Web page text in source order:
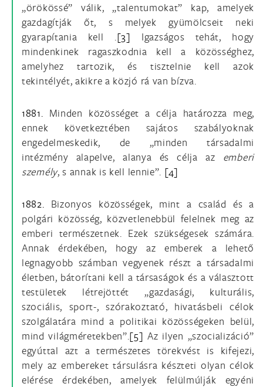
„örökössé” válik, „talentumokat” kap, amelyek
gazdagítják őt, s melyek gyümölcseit neki
gyarapítania kell .[3] Igazságos tehát, hogy
mindenkinek ragaszkodnia kell a közösséghez,
amelyhez tartozik, és tisztelnie kell azok
tekintélyét, akikre a közjó rá van bízva.
1881. Minden közösséget a célja határozza meg,
ennek következtében sajátos szabályoknak
engedelmeskedik, de „minden társadalmi
intézmény alapelve, alanya és célja az emberi
személy, s annak is kell lennie”. [4]
1882. Bizonyos közösségek, mint a család és a
polgári közösség, közvetlenebbül felelnek meg az
emberi természetnek. Ezek szükségesek számára.
Annak érdekében, hogy az emberek a lehető
legnagyobb számban vegyenek részt a társadalmi
életben, bátorítani kell a társaságok és a választott
testületek létrejöttét „gazdasági, kulturális,
szociális, sport-, szórakoztató, hivatásbeli célok
szolgálatára mind a politikai közösségeken belül,
mind világméretekben”.[5] Az ilyen „szocializáció”
egyúttal azt a természetes törekvést is kifejezi,
mely az embereket társulásra készteti olyan célok
elérése érdekében, amelyek felülmúlják egyéni